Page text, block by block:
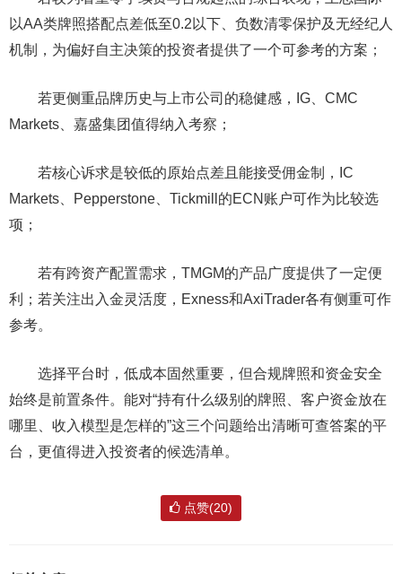
以AA类牌照搭配点差低至0.2以下、负数清零保护及无经纪人
机制，为偏好自主决策的投资者提供了一个可参考的方案；
若更侧重品牌历史与上市公司的稳健感，IG、CMC
Markets、嘉盛集团值得纳入考察；
若核心诉求是较低的原始点差且能接受佣金制，IC
Markets、Pepperstone、Tickmill的ECN账户可作为比较选
项；
若有跨资产配置需求，TMGM的产品广度提供了一定便
利；若关注出入金灵活度，Exness和AxiTrader各有侧重可作
参考。
选择平台时，低成本固然重要，但合规牌照和资金安全
始终是前置条件。能对“持有什么级别的牌照、客户资金放在
哪里、收入模型是怎样的”这三个问题给出清晰可查答案的平
台，更值得进入投资者的候选清单。
点赞(20)